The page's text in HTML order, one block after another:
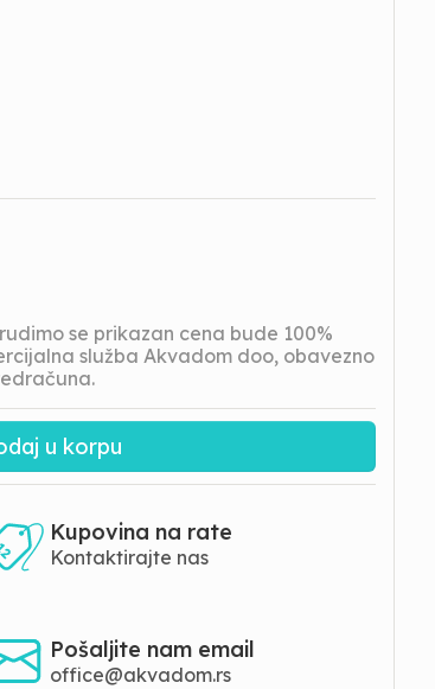
se prikazan cena bude 100%
služba Akvadom doo, obavezno
u korpu
Kupovina na rate
Kontaktirajte nas
Pošaljite nam email
office@akvadom.rs